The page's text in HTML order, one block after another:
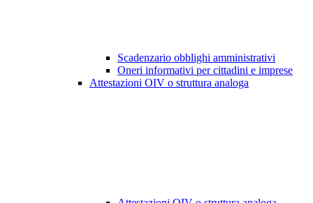
Scadenzario obblighi amministrativi
Oneri informativi per cittadini e imprese
Attestazioni OIV o struttura analoga